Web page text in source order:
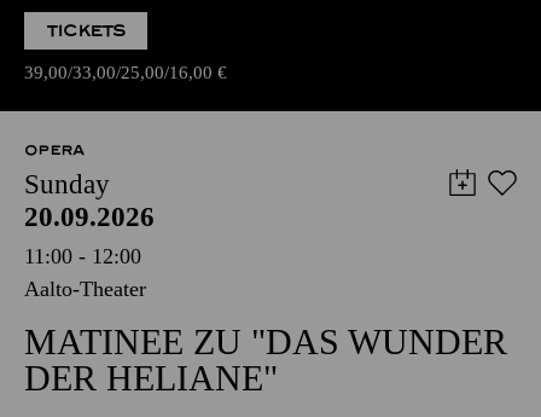
TICKETS
39,00 33,00 25,00 16,00 €
OPERA
Sunday
20.09.2026
11:00 - 12:00
Aalto-Theater
MATINEE ZU "DAS WUNDER
DER HELIANE"